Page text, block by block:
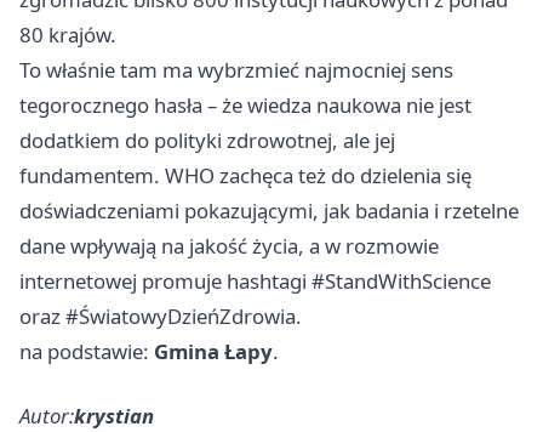
80 krajów.
To właśnie tam ma wybrzmieć najmocniej sens
tegorocznego hasła – że wiedza naukowa nie jest
dodatkiem do polityki zdrowotnej, ale jej
fundamentem. WHO zachęca też do dzielenia się
doświadczeniami pokazującymi, jak badania i rzetelne
dane wpływają na jakość życia, a w rozmowie
internetowej promuje hashtagi #StandWithScience
oraz #ŚwiatowyDzieńZdrowia.
na podstawie: Gmina Łapy.
Autor:krystian